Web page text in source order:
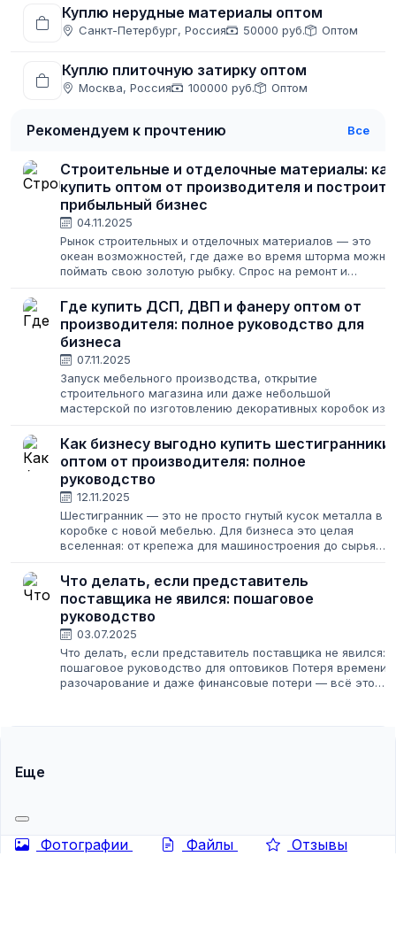
Куплю нерудные материалы оптом
Санкт-Петербург, Россия 50000 руб. Оптом
Куплю плиточную затирку оптом
Москва, Россия 100000 руб. Оптом
Рекомендуем к прочтению Все
Строительные и отделочные материалы: как
купить оптом от производителя и построить
прибыльный бизнес
04.11.2025
Рынок строительных и отделочных материалов — это
океан возможностей, где даже во время шторма можно
поймать свою золотую рыбку. Спрос на ремонт и
масштабы. Для предпринимателя это...
Где купить ДСП, ДВП и фанеру оптом от
производителя: полное руководство для
бизнеса
07.11.2025
Запуск мебельного производства, открытие
строительного магазина или даже небольшой
мастерской по изготовлению декоративных коробок из
где найти качественные и недорогие материалы?...
Как бизнесу выгодно купить шестигранники
оптом от производителя: полное
руководство
12.11.2025
Шестигранник — это не просто гнутый кусок металла в
коробке с новой мебелью. Для бизнеса это целая
вселенная: от крепежа для машиностроения до сырья
который предложит хорошую цену, не подсунет...
Что делать, если представитель
поставщика не явился: пошаговое
руководство
03.07.2025
Что делать, если представитель поставщика не явился:
пошаговое руководство для оптовиков Потеря времени,
разочарование и даже финансовые потери — всё это
Еще
Фотографии Файлы Отзывы